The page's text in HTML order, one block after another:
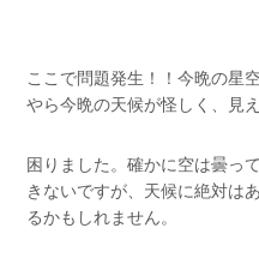
ここで問題発生！！今晩の
やら今晩の天候が怪しく、見
困りました。確かに空は曇っ
きないですが、天候に絶対は
るかもしれません。